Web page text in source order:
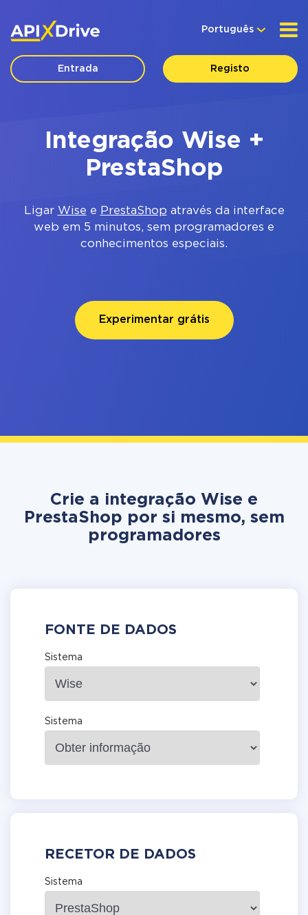
Português
Entrada Registo
Integração Wise +
PrestaShop
Ligar Wise e PrestaShop através da interface
web em 5 minutos, sem programadores e
conhecimentos especiais.
Experimentar grátis
Crie a integração Wise e
PrestaShop por si mesmo, sem
programadores
FONTE DE DADOS
Sistema
Sistema
RECETOR DE DADOS
Sistema